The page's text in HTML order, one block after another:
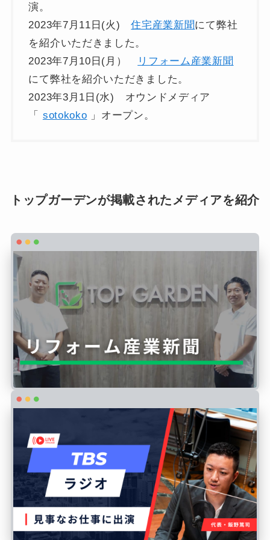
演。
2023年7月11日(火)住宅産業新聞にて弊社
を紹介いただきました。
2023年7月10日(月）
リフォーム産業新聞
にて弊社を紹介いただきました。
2023年3月1日(水) オウンドメディア
「 sotokoko 」オープン。
トップガーデンが掲載されたメディアを紹介